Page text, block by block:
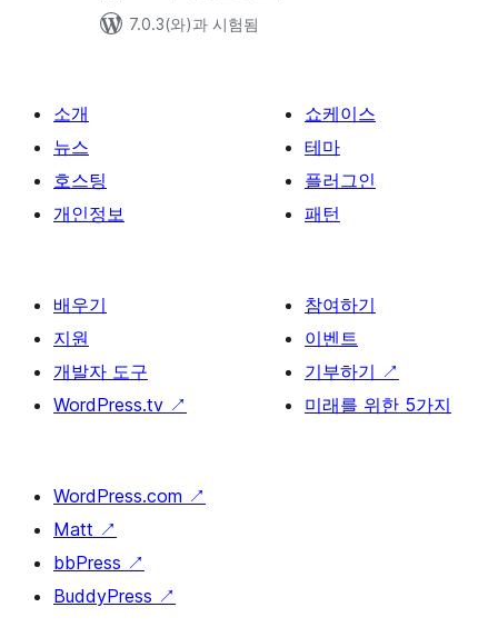
7.0.3(와)과 시험됨
소개
뉴스
호스팅
개인정보
쇼케이스
테마
플러그인
패턴
배우기
지원
개발자 도구
WordPress.tv ↗
참여하기
이벤트
기부하기 ↗
미래를 위한 5가지
WordPress.com ↗
Matt ↗
bbPress ↗
BuddyPress ↗